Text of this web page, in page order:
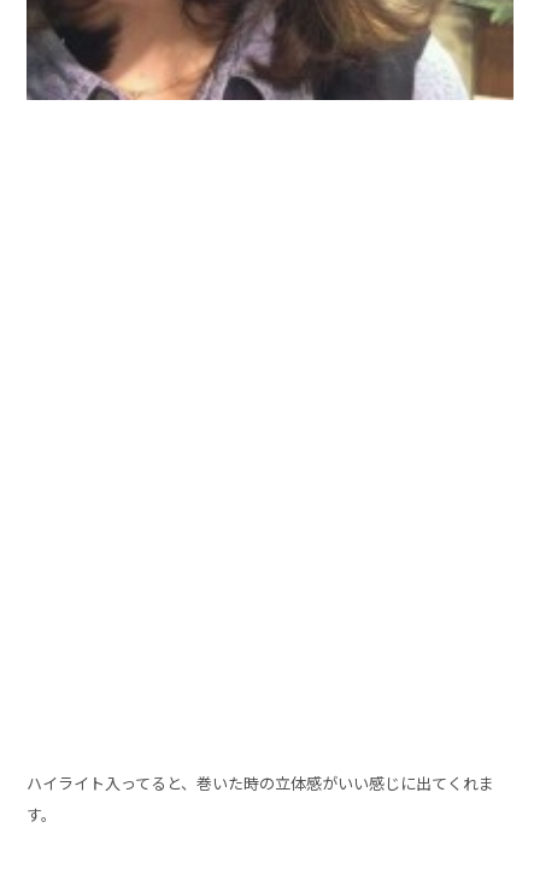
ハイライト入ってると、巻いた時の立体感がいい感じに出てくれま
す。